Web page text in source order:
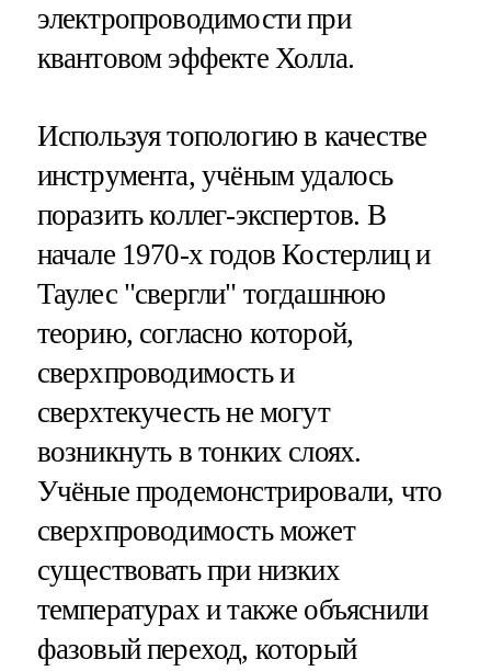
электропроводимости при
квантовом эффекте Холла.
Используя топологию в качестве
инструмента, учёным удалось
поразить коллег-экспертов. В
начале 1970-х годов Костерлиц и
Таулес "свергли" тогдашнюю
теорию, согласно которой,
сверхпроводимость и
сверхтекучесть не могут
возникнуть в тонких слоях.
Учёные продемонстрировали, что
сверхпроводимость может
существовать при низких
температурах и также объяснили
фазовый переход, который